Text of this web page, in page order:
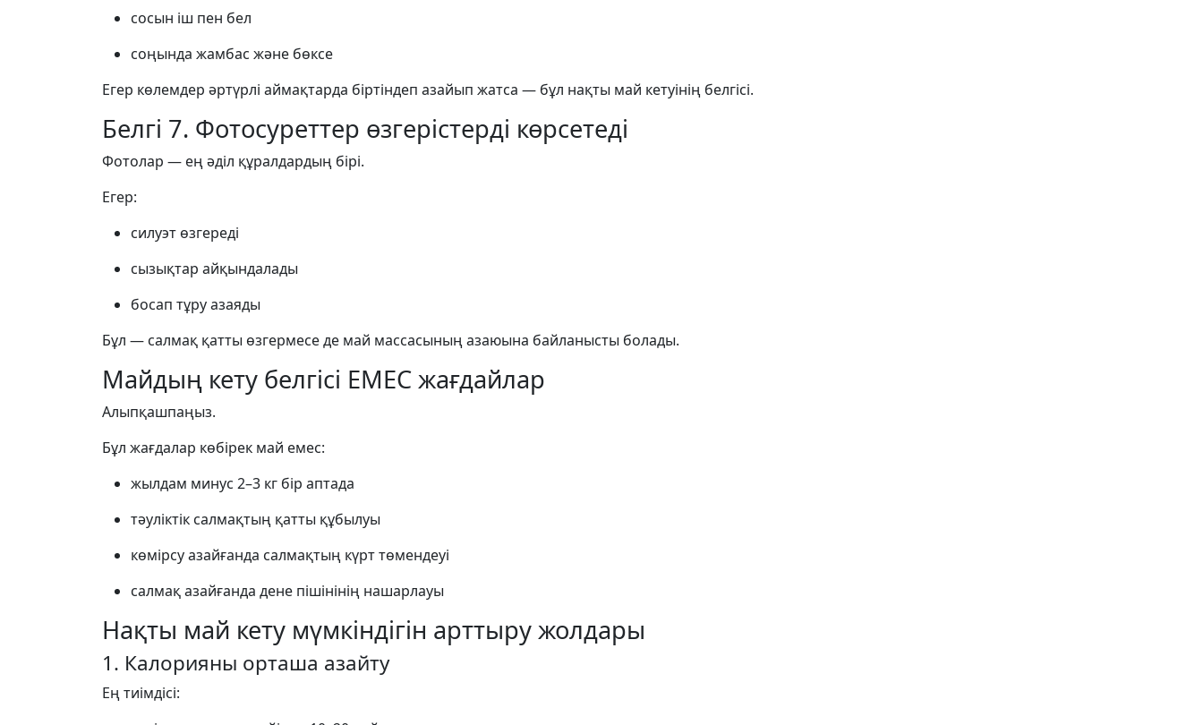
сосын іш пен бел
соңында жамбас және бөксе
Егер көлемдер әртүрлі аймақтарда біртіндеп азайып жатса — бұл нақты май кетуінің белгісі.
Белгі 7. Фотосуреттер өзгерістерді көрсетеді
Фотолар — ең әділ құралдардың бірі.
Егер:
силуэт өзгереді
сызықтар айқындалады
босап тұру азаяды
Бұл — салмақ қатты өзгермесе де май массасының азаюына байланысты болады.
Майдың кету белгісі ЕМЕС жағдайлар
Алыпқашпаңыз.
Бұл жағдалар көбірек май емес:
жылдам минус 2–3 кг бір аптада
тәуліктік салмақтың қатты құбылуы
көмірсу азайғанда салмақтың күрт төмендеуі
салмақ азайғанда дене пішінінің нашарлауы
Нақты май кету мүмкіндігін арттыру жолдары
1. Калорияны орташа азайту
Ең тиімдісі: